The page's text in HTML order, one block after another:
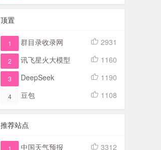
顶置
1 群目录收录网 2931
2 讯飞星火大模型 1160
3 DeepSeek 1190
4 豆包 1108
推荐站点
1 中国天气预报 3312